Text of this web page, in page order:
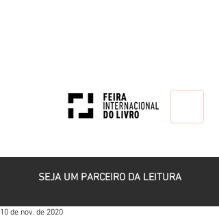
SEJA UM PARCEIRO DA LEITURA
10 de nov. de 2020